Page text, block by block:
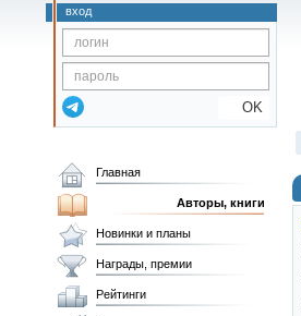
вход
OK
Главная
Авторы, книги
Новинки и планы
Награды, премии
Рейтинги